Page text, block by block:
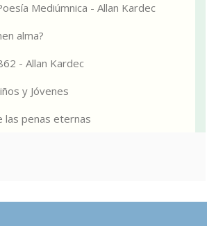
Mediúmnica - Allan Kardec
alma?
- Allan Kardec
y Jóvenes
las penas eternas